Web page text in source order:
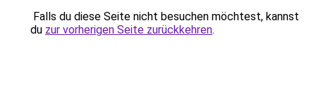
Falls du diese Seite nicht besuchen möchtest, kannst
du zur vorherigen Seite zurückkehren.